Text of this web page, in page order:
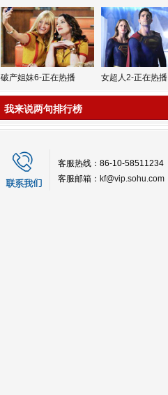
破产姐妹6-正在热播 女超人2-正在热播
我来说两句排行榜
客服热线：86-10-58511234
客服邮箱： kf@vip.sohu.com